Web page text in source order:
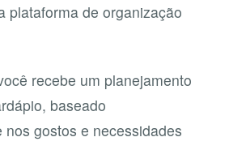
plataforma de organização
recebe um planejamento
baseado
nos gostos e necessidades